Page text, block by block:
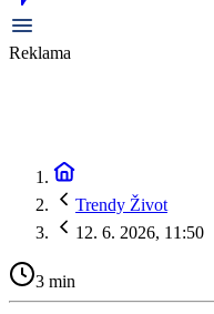
Reklama
Trendy Život
12. 6. 2026, 11:50
3 min